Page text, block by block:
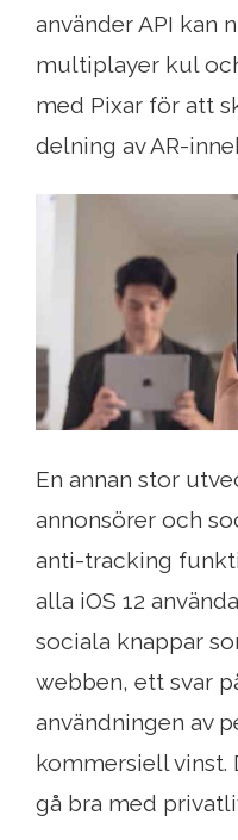
använder API kan
multiplayer kul
med Pixar för att
delning av AR-
En annan stor
annonsörer och
anti-tracking
alla iOS 12
sociala knappar
webben, ett svar
användningen av
kommersiell vinst.
gå bra med